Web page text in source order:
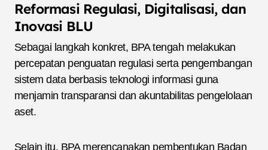
Reformasi Regulasi, Digitalisasi, dan
Inovasi BLU
Sebagai langkah konkret, BPA tengah melakukan
percepatan penguatan regulasi serta pengembangan
sistem data berbasis teknologi informasi guna
menjamin transparansi dan akuntabilitas pengelolaan
aset.
Selain itu, BPA merencanakan pembentukan Badan